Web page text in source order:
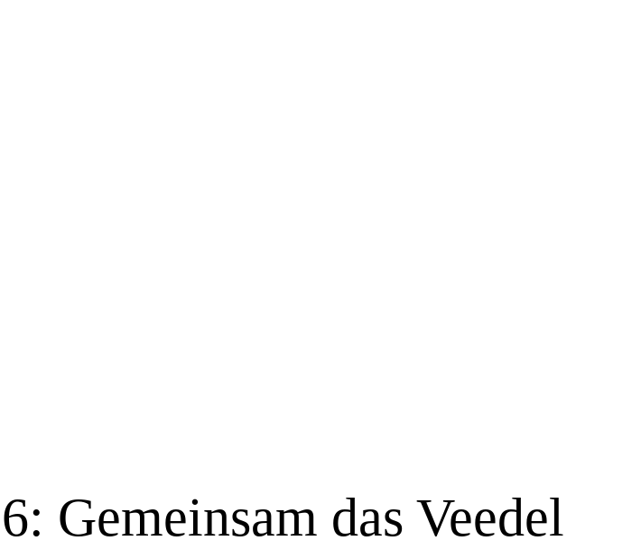
Gemeinsam das Veedel